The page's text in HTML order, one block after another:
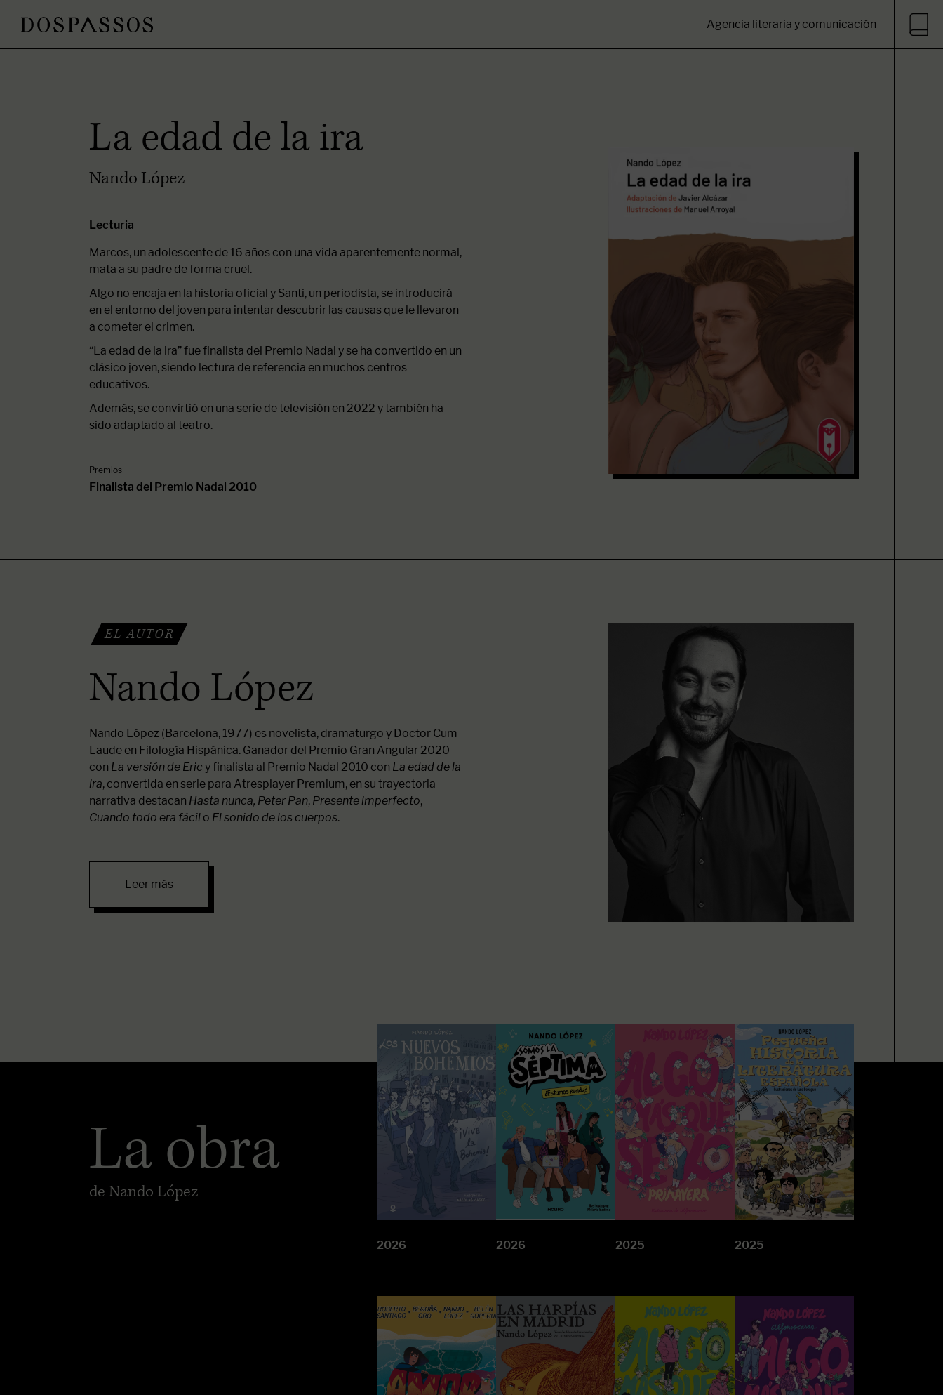
Agencia literaria y comunicación
La edad de la ira
Nando López
Lecturia
Marcos, un adolescente de 16 años con una vida aparentemente normal,
mata a su padre de forma cruel.
Algo no encaja en la historia oficial y Santi, un periodista, se introducirá
en el entorno del joven para intentar descubrir las causas que le llevaron
a cometer el crimen.
“La edad de la ira” fue finalista del Premio Nadal y se ha convertido en un
clásico joven, siendo lectura de referencia en muchos centros
educativos.
Además, se convirtió en una serie de televisión en 2022 y también ha
sido adaptado al teatro.
Premios
Finalista del Premio Nadal 2010
EL AUTOR
Nando López
Nando López (Barcelona, 1977) es novelista, dramaturgo y Doctor Cum
Laude en Filología Hispánica. Ganador del Premio Gran Angular 2020
con La versión de Eric y finalista al Premio Nadal 2010 con La edad de la
ira, convertida en serie para Atresplayer Premium, en su trayectoria
narrativa destacan Hasta nunca, Peter Pan, Presente imperfecto,
Cuando todo era fácil o El sonido de los cuerpos.
Leer más
La obra
de Nando López
2026 2026 2025 2025